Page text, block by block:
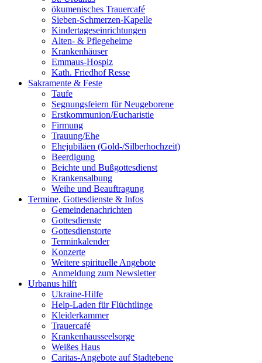
ökumenisches Trauercafé
Sieben-Schmerzen-Kapelle
Kindertageseinrichtungen
Alten- & Pflegeheime
Krankenhäuser
Emmaus-Hospiz
Kath. Friedhof Resse
Sakramente & Feste
Taufe
Segnungsfeiern für Neugeborene
Erstkommunion/Eucharistie
Firmung
Trauung/Ehe
Ehejubiläen (Gold-/Silberhochzeit)
Beerdigung
Beichte und Bußgottesdienst
Krankensalbung
Weihe und Beauftragung
Termine, Gottesdienste & Infos
Gemeindenachrichten
Gottesdienste
Gottesdienstorte
Terminkalender
Konzerte
Weitere spirituelle Angebote
Anmeldung zum Newsletter
Urbanus hilft
Ukraine-Hilfe
Help-Laden für Flüchtlinge
Kleiderkammer
Trauercafé
Krankenhausseelsorge
Weißes Haus
Caritas-Angebote auf Stadtebene